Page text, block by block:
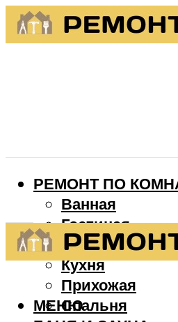
РЕМОНТ ПО
Ванная
Гостиная
Детская
Кухня
Прихожая
Спальня
МЕНЮ